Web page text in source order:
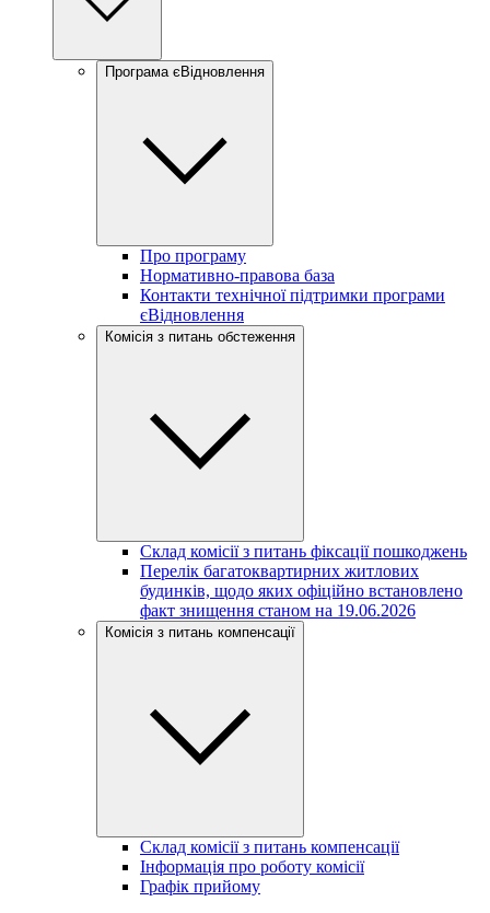
Програма єВідновлення
Про програму
Нормативно-правова база
Контакти технічної підтримки програми
єВідновлення
Комісія з питань обстеження
Склад комісії з питань фіксації пошкоджень
Перелік багатоквартирних житлових
будинків, щодо яких офіційно встановлено
факт знищення станом на 19.06.2026
Комісія з питань компенсації
Склад комісії з питань компенсації
Інформація про роботу комісії
Графік прийому